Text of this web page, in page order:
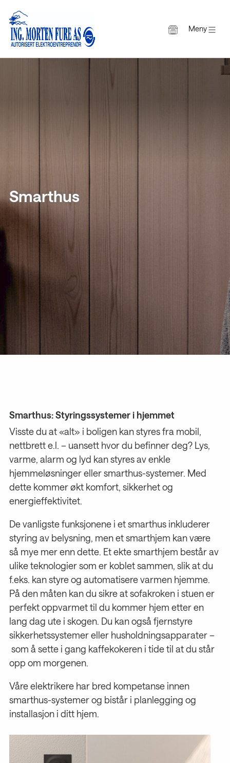
Gå
til
Meny
Smarthus
Smarthus: Styringssystemer i hjemmet
Visste du at «alt» i boligen kan styres fra mobil,
nettbrett e.l. – uansett hvor du befinner deg? Lys,
varme, alarm og lyd kan styres av enkle
hjemmeløsninger eller smarthus-systemer. Med
dette kommer økt komfort, sikkerhet og
energieffektivitet.
De vanligste funksjonene i et smarthus inkluderer
styring av belysning, men et smarthjem kan være
så mye mer enn dette. Et ekte smarthjem består av
ulike teknologier som er koblet sammen, slik at du
f.eks. kan styre og automatisere varmen hjemme.
På den måten kan du sikre at sofakroken i stuen er
perfekt oppvarmet til du kommer hjem etter en
lang dag ute i skogen. Du kan også fjernstyre
sikkerhetssystemer eller husholdningsapparater –
som å sette i gang kaffekokeren i tide til at du står
opp om morgenen.
Våre elektrikere har bred kompetanse innen
smarthus-systemer og bistår i planlegging og
installasjon i ditt hjem.